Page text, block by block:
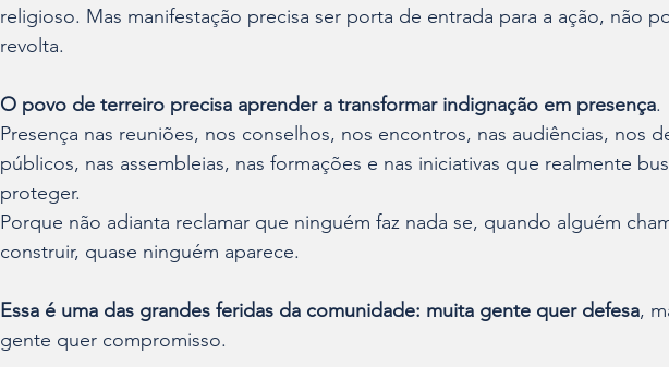
religioso. Mas manifestação precisa ser porta de entrada para a ação, não
revolta.
O povo de terreiro precisa aprender a transformar indignação em presença.
Presença nas reuniões, nos conselhos, nos encontros, nas audiências, nos
públicos, nas assembleias, nas formações e nas iniciativas que realmente
proteger.
Porque não adianta reclamar que ninguém faz nada se, quando alguém
construir, quase ninguém aparece.
Essa é uma das grandes feridas da comunidade: muita gente quer defesa,
gente quer compromisso.